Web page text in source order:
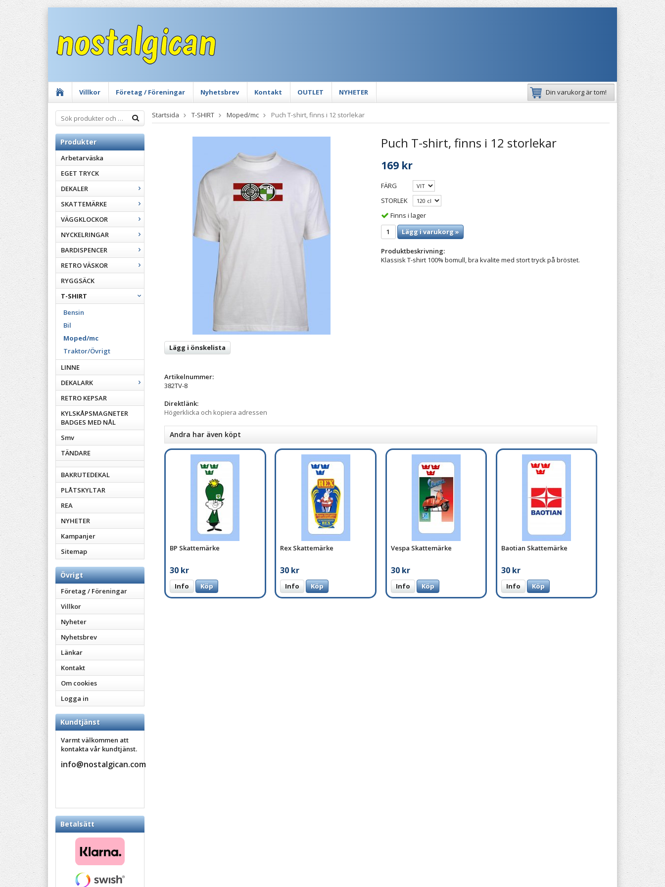
Villkor Företag / Föreningar Nyhetsbrev Kontakt OUTLET NYHETER Din varukorg är tom!
Produkter
Arbetarväska
EGET TRYCK
DEKALER
SKATTEMÄRKE
VÄGGKLOCKOR
NYCKELRINGAR
BARDISPENCER
RETRO VÄSKOR
RYGGSÄCK
T-SHIRT
Bensin
Bil
Moped/mc
Traktor/Övrigt
LINNE
DEKALARK
RETRO KEPSAR
KYLSKÅPSMAGNETER
BADGES MED NÅL
Smv
TÄNDARE
BAKRUTEDEKAL
PLÅTSKYLTAR
REA
NYHETER
Kampanjer
Sitemap
Övrigt
Företag / Föreningar
Villkor
Nyheter
Nyhetsbrev
Länkar
Kontakt
Om cookies
Logga in
Kundtjänst
Varmt välkommen att
kontakta vår kundtjänst.
info@nostalgican.com
Betalsätt
Startsida T-SHIRT Moped/mc Puch T-shirt, finns i 12 storlekar
Puch T-shirt, finns i 12 storlekar
169 kr
FÄRG
STORLEK
Finns i lager
Lägg i varukorg »
Produktbeskrivning:
Klassisk T-shirt 100% bomull, bra kvalite med stort tryck på bröstet.
Lägg i önskelista
Artikelnummer:
382TV-8
Direktlänk:
Högerklicka och kopiera adressen
Andra har även köpt
BP Skattemärke
30 kr
Info Köp
Rex Skattemärke
30 kr
Info Köp
Vespa Skattemärke
30 kr
Info Köp
Baotian Skattemärke
30 kr
Info Köp